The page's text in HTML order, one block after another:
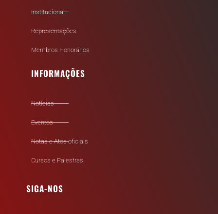
Institucional
Representações
Membros Honorários
INFORMAÇÕES
Notícias
Eventos
Notas e Atos oficiais
Cursos e Palestras
SIGA-NOS